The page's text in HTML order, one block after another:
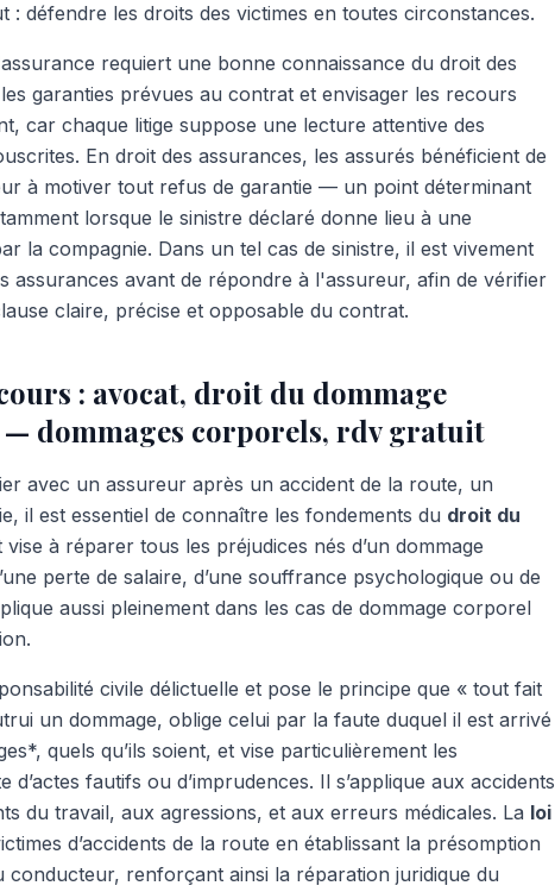
défendre les droits des victimes en toutes circonstances.
requiert une bonne connaissance du droit des
garanties prévues au contrat et envisager les recours
car chaque litige suppose une lecture attentive des
En droit des assurances, les assurés bénéficient de
à motiver tout refus de garantie — un point déterminant
lorsque le sinistre déclaré donne lieu à une
la compagnie. Dans un tel cas de sinistre, il est vivement
assurances avant de répondre à l'assureur, afin de vérifier
claire, précise et opposable du contrat.
: avocat, droit du dommage
dommages corporels, rdv gratuit
avec un assureur après un accident de la route, un
il est essentiel de connaître les fondements du droit du
à réparer tous les préjudices nés d’un dommage
perte de salaire, d’une souffrance psychologique ou de
aussi pleinement dans les cas de dommage corporel
civile délictuelle et pose le principe que « tout fait
un dommage, oblige celui par la faute duquel il est arrivé
quels qu’ils soient, et vise particulièrement les
fautifs ou d’imprudences. Il s’applique aux accidents
du travail, aux agressions, et aux erreurs médicales. La loi
d’accidents de la route en établissant la présomption
renforçant ainsi la réparation juridique du